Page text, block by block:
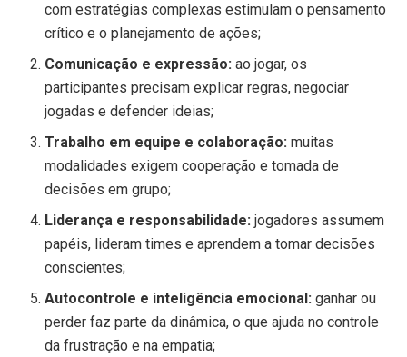
com estratégias complexas estimulam o pensamento
crítico e o planejamento de ações;
Comunicação e expressão:ao jogar, os
participantes precisam explicar regras, negociar
jogadas e defender ideias;
Trabalho em equipe e colaboração:muitas
modalidades exigem cooperação e tomada de
decisões em grupo;
Liderança e responsabilidade:jogadores assumem
papéis, lideram times e aprendem a tomar decisões
conscientes;
Autocontrole e inteligência emocional:ganhar ou
perder faz parte da dinâmica, o que ajuda no controle
da frustração e na empatia;